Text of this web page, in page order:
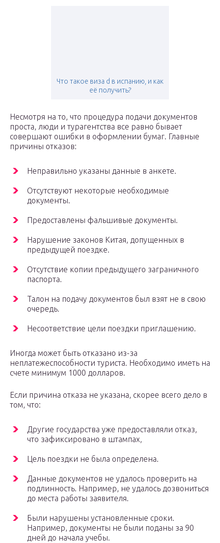
Что такое виза d в испанию, и как
её получить?
Несмотря на то, что процедура подачи документов
проста, люди и турагентства все равно бывает
совершают ошибки в оформлении бумаг. Главные
причины отказов:
Неправильно указаны данные в анкете.
Отсутствуют некоторые необходимые
документы.
Предоставлены фальшивые документы.
Нарушение законов Китая, допущенных в
предыдущей поездке.
Отсутствие копии предыдущего заграничного
паспорта.
Талон на подачу документов был взят не в свою
очередь.
Несоответствие цели поездки приглашению.
Иногда может быть отказано из-за
неплатежеспособности туриста. Необходимо иметь на
счете минимум 1000 долларов.
Если причина отказа не указана, скорее всего дело в
том, что:
Другие государства уже предоставляли отказ,
что зафиксировано в штампах,
Цель поездки не была определена.
Данные документов не удалось проверить на
подлинность. Например, не удалось дозвониться
до места работы заявителя.
Были нарушены установленные сроки.
Например, документы не были поданы за 90
дней до начала учебы.